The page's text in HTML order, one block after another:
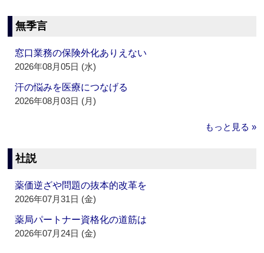
無季言
窓口業務の保険外化ありえない
2026年08月05日 (水)
汗の悩みを医療につなげる
2026年08月03日 (月)
もっと見る »
社説
薬価逆ざや問題の抜本的改革を
2026年07月31日 (金)
薬局パートナー資格化の道筋は
2026年07月24日 (金)